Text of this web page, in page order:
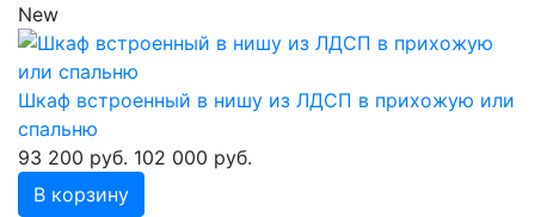
New
Шкаф встроенный в нишу из ЛДСП в прихожую или
спальню
93 200 руб. 102 000 руб.
В корзину